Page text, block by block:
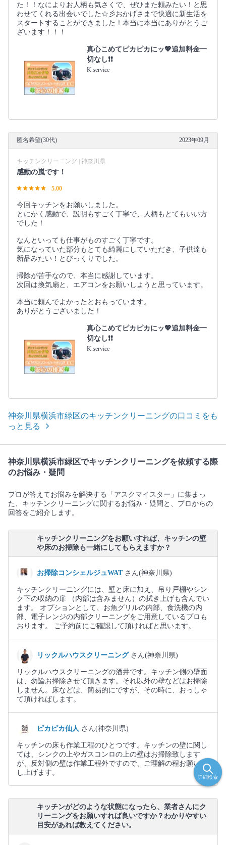
た！！なによりお人柄も気さくで、ぜひまた頼みたい！と思
わせてくれる出会いでした☆彡おかげさまで快適に新生活を
スタートすることができました！本当に本当にありがとうご
ざいます！！！
真心こめてピカピカにッ💖追加料金一
切なし❗️❗️
K.service
匿名希望(30代) 2023年09月
キッチンクリーニング | 神奈川県
感動の嵐です！
5.00
今回キッチンをお願いしました。
とにかく感動で、説明もすごく丁寧で、人柄もとてもいい方
でした！
なんといっても仕事がものすごく丁寧です。
気になっていた部分もとても綺麗にしていただき、子供達も
新品みたい！とびっくりでした。
掃除が苦手なので、本当に感謝しています。
次回は換気扇と、エアコンをお願いしようと思っています。
本当に頼んでよかったとおもっています。
ありがとうございました！
真心こめてピカピカにッ💖追加料金一
切なし❗️❗️
K.service
神奈川県横浜市緑区のキッチンクリーニングの口コミをも
っと見る
神奈川県横浜市緑区でキッチンクリーニングを依頼する際
のお悩み・疑問
プロが答えてお悩みを解決する「アスクマイスター」に集まっ
た、キッチンクリーニングに関するお悩み・疑問と、プロからの
回答をご紹介します。
キッチンクリーニングをお願いすれば、キッチンの壁
や床のお掃除も一緒にしてもらえますか？
お掃除コンシェルジュWAT さん(神奈川県)
キッチンクリーニングには、壁と床に加え、吊り戸棚やシン
ク下の収納の扉 （内部は含みません）の拭き上げも含んでい
ます。 オプションとして、お魚グリルの内部、食洗機の内
部、電子レンジの内部クリーニングをご用意しているプロも
おります。 ご予約前にご確認して頂ければと思います。
リックルハウスクリーニング さん(神奈川県)
リックルハウスクリーニングの酒井です。キッチン側の壁面
は、勿論お掃除させて頂きます。それ以外の壁などはお掃除
しません。床などは、簡易的にですが、その時に、おっしゃ
て頂ければします。
ピカピカ仙人 さん(神奈川県)
キッチンの床も作業工程のひとつです。キッチンの壁に関し
ては、シンクの上やガスコンロの上の壁はお掃除致します
が、反対側の壁は作業工程外ですので、ご理解の程お願い申
し上げます。
キッチンがどのような状態になったら、業者さんにク
リーニングをお願いすれば良いですか？わかりやすい
目安があれば教えてください。
詳細検索